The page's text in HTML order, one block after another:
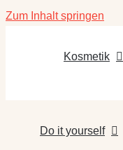
Zum Inhalt springen
Kosmetik
Do it yourself